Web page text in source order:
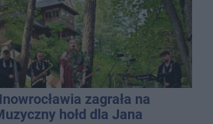
zagrała na
hołd dla Jana